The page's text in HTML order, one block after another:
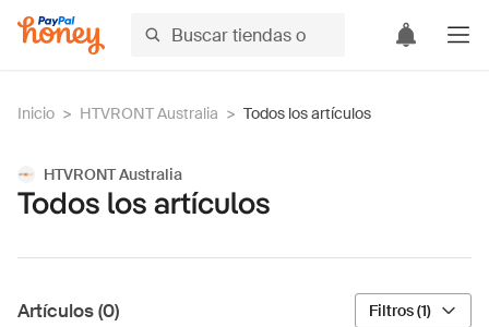
Inicio > HTVRONT Australia > Todos los artículos
HTVRONT Australia
Todos los artículos
Artículos (0) Filtros (1)